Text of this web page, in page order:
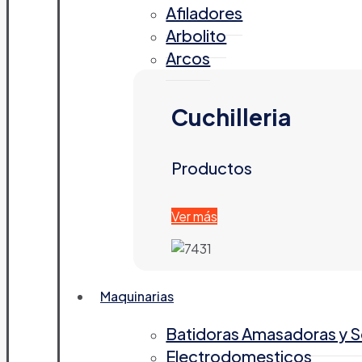
Afiladores
Arbolito
Arcos
Cuchilleria
Productos
Ver más
Maquinarias
Batidoras Amasadoras y
Electrodomesticos